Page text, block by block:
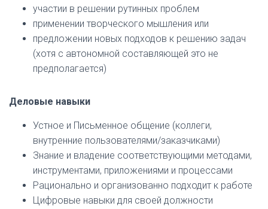
участии в решении рутинных проблем
применении творческого мышления или
предложении новых подходов к решению задач
(хотя с автономной составляющей это не
предполагается)
Деловые навыки
Устное и Письменное общение (коллеги,
внутренние пользователями/заказчиками)
Знание и владение соответствующими методами,
инструментами, приложениями и процессами
Рационально и организованно подходит к работе
Цифровые навыки для своей должности